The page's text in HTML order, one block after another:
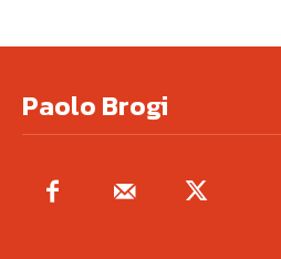
Paolo Brogi